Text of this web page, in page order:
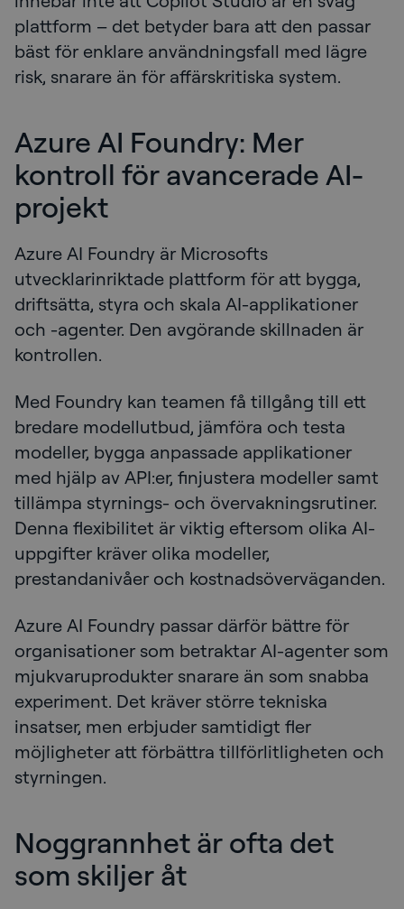
plattform – det betyder bara att den passar
bäst för enklare användningsfall med lägre
risk, snarare än för affärskritiska system.
Azure AI Foundry: Mer
kontroll för avancerade AI-
projekt
Azure AI Foundry är Microsofts
utvecklarinriktade plattform för att bygga,
driftsätta, styra och skala AI-applikationer
och -agenter. Den avgörande skillnaden är
kontrollen.
Med Foundry kan teamen få tillgång till ett
bredare modellutbud, jämföra och testa
modeller, bygga anpassade applikationer
med hjälp av API:er, finjustera modeller samt
tillämpa styrnings- och övervakningsrutiner.
Denna flexibilitet är viktig eftersom olika AI-
uppgifter kräver olika modeller,
prestandanivåer och kostnadsöverväganden.
Azure AI Foundry passar därför bättre för
organisationer som betraktar AI-agenter som
mjukvaruprodukter snarare än som snabba
experiment. Det kräver större tekniska
insatser, men erbjuder samtidigt fler
möjligheter att förbättra tillförlitligheten och
styrningen.
Noggrannhet är ofta det
som skiljer åt